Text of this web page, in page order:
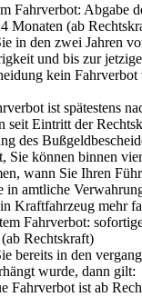
Fahrverbot: Abgabe
Monaten (ab
in den zwei Jahren
und bis zur
kein
ist spätestens
seit Eintritt der
des
Sie können binnen
wann Sie Ihren
in amtliche
Kraftfahrzeug mehr
Fahrverbot:
Rechtskraft)
bereits in den
wurde, dann gilt:
Fahrverbot ist ab